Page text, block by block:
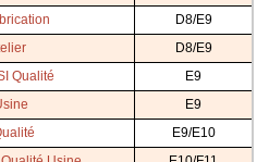
D8/E9
D8/E9
Qualité
E9
E9
E9/E10